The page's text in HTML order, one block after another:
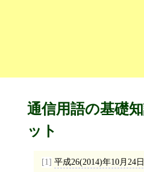
通信用語の基礎
ット
[1] 平成26(2014)年10月24